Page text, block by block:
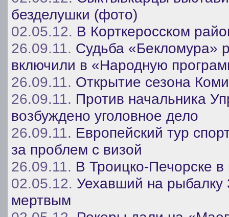
безделушки (фото)
02.05.12. В Корткеросском
26.09.11. Судьба «Бекломура»
включили в «Народную
26.09.11. Открытие сезона
26.09.11. Против начальника
возбуждено уголовное дело
26.09.11. Европейский тур
за проблем с визой
26.09.11. В Троицко-Печорске
02.05.12. Уехавший на
мертвым